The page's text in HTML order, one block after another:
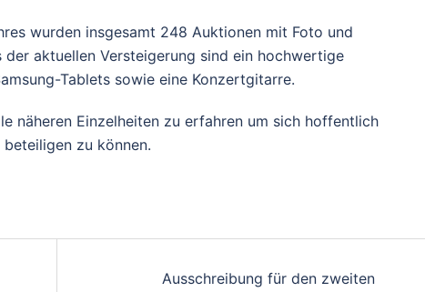
wurden insgesamt 248 Auktionen mit Foto und
aktuellen Versteigerung sind ein hochwertige
Tablets sowie eine Konzertgitarre.
näheren Einzelheiten zu erfahren um sich hoffentlich
zu können.
Ausschreibung für den zweiten